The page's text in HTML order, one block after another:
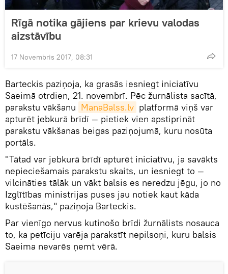
Rīgā notika gājiens par krievu valodas
aizstāvību
17 Novembris 2017, 08:31
Barteckis paziņoja, ka grasās iesniegt iniciatīvu
Saeimā otrdien, 21. novembrī. Pēc žurnālista sacītā,
parakstu vākšanu ManaBalss.lv platformā viņš var
apturēt jebkurā brīdī — pietiek vien apstiprināt
parakstu vākšanas beigas paziņojumā, kuru nosūta
portāls.
"Tātad var jebkurā brīdī apturēt iniciatīvu, ja savākts
nepieciešamais parakstu skaits, un iesniegt to —
vilcināties tālāk un vākt balsis es neredzu jēgu, jo no
Izglītības ministrijas puses jau notiek kaut kāda
kustēšanās," paziņoja Barteckis.
Par vienīgo nervus kutinošo brīdi žurnālists nosauca
to, ka petīciju varēja parakstīt nepilsoņi, kuru balsis
Saeima nevarēs ņemt vērā.